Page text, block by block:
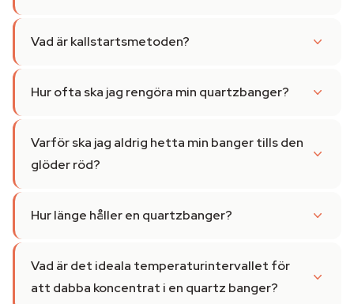
Vad är kallstartsmetoden?
Hur ofta ska jag rengöra min quartzbanger?
Varför ska jag aldrig hetta min banger tills den
glöder röd?
Hur länge håller en quartzbanger?
Vad är det ideala temperaturintervallet för
att dabba koncentrat i en quartz banger?